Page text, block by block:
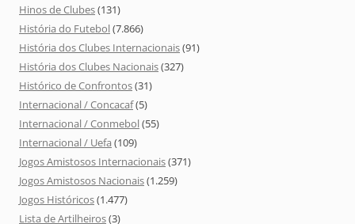
Hinos de Clubes(131)
História do Futebol(7.866)
História dos Clubes Internacionais(91)
História dos Clubes Nacionais(327)
Histórico de Confrontos(31)
Internacional / Concacaf(5)
Internacional / Conmebol(55)
Internacional / Uefa (109)
Jogos Amistosos Internacionais(371)
Jogos Amistosos Nacionais(1.259)
Jogos Históricos(1.477)
Lista de Artilheiros(3)